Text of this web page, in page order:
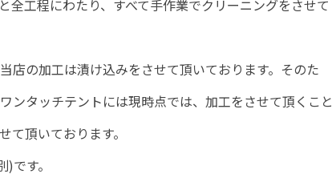
全工程にわたり、すべて手作業でクリーニングをさせて
店の加工は漬け込みをさせて頂いております。そのた
ンタッチテントには現時点では、加工をさせて頂くこと
て頂いております。
です。